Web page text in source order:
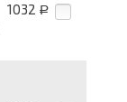
1032 Р